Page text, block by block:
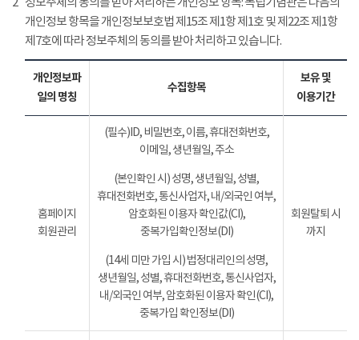
개인정보 항목을 개인정보보호법 제15조 제1항 제1호 및 제22조 제1항
제7호에 따라 정보주체의 동의를 받아 처리하고 있습니다.
개인정보파
일의 명칭
수집항목
보유 및
이용기간
홈페이지
회원관리
(필수)ID, 비밀번호, 이름, 휴대전화번호,
이메일, 생년월일, 주소
(본인확인 시) 성명, 생년월일, 성별,
휴대전화번호, 통신사업자, 내/외국인 여부,
암호화된 이용자 확인값(CI),
중복가입확인정보(DI)
(14세 미만 가입 시) 법정대리인의 성명,
생년월일, 성별, 휴대전화번호, 통신사업자,
내/외국인 여부, 암호화된 이용자 확인(CI),
중복가입 확인정보(DI)
회원탈퇴 시
까지